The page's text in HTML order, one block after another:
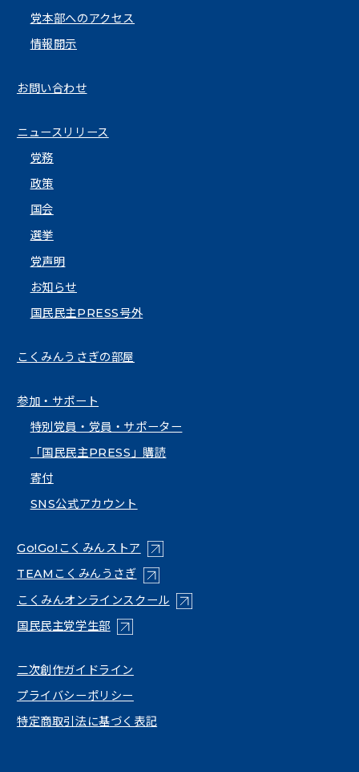
党本部へのアクセス
情報開示
お問い合わせ
ニュースリリース
党務
政策
国会
選挙
党声明
お知らせ
国民民主PRESS号外
こくみんうさぎの部屋
参加・サポート
特別党員・党員・サポーター
「国民民主PRESS」購読
寄付
SNS公式アカウント
Go!Go!こくみんストア （新しいタブで開く）
TEAMこくみんうさぎ（新しいタブで開く）
こくみんオンラインスクール （新しいタブで開く）
国民民主党学生部（新しいタブで開く）
二次創作ガイドライン
プライバシーポリシー
特定商取引法に基づく表記